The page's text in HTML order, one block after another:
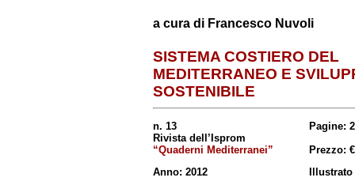
a cura di Francesco Nuvoli
SISTEMA COSTIERO DEL
MEDITERRANEO E
SOSTENIBILE
n. 13
Rivista dell’Isprom
“Quaderni Mediterranei”
Anno: 2012
Pagine:
Prezzo: